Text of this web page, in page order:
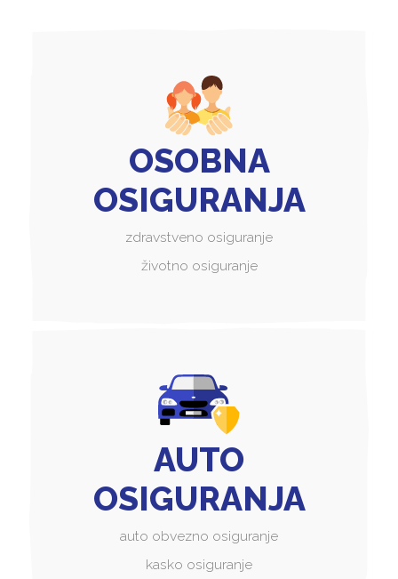
OSOBNA
OSIGURANJA
zdravstveno osiguranje
životno osiguranje
AUTO
OSIGURANJA
auto obvezno osiguranje
kasko osiguranje